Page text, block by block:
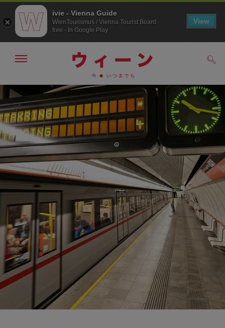
メ
ニ
ュ
ー
へ
こ
の
ペ
ー
ジ
の
ト
ッ
プ
メ
の
表
示・
非
示
る
ivie - Vienna Guide
WienTourismus / Vienna Tourist Board
free - In Google Play
View